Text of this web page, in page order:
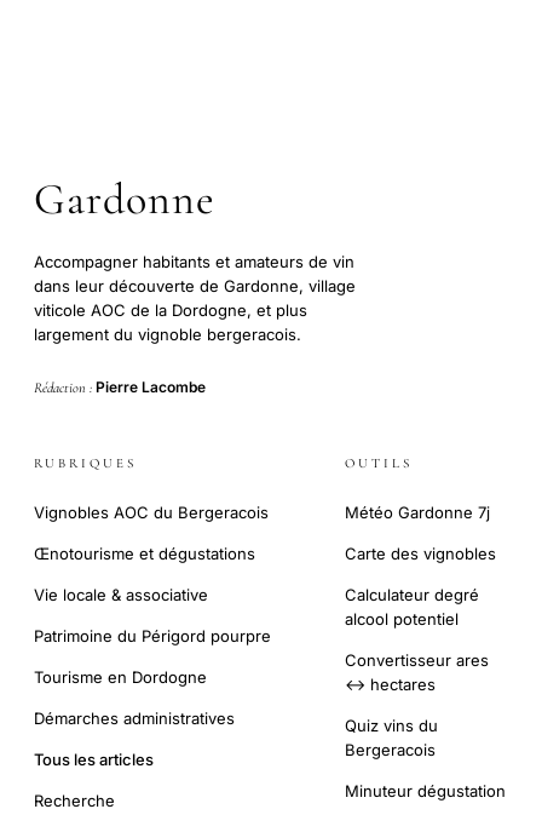
Gardonne
Accompagner habitants et amateurs de vin
dans leur découverte de Gardonne, village
viticole AOC de la Dordogne, et plus
largement du vignoble bergeracois.
Rédaction : Pierre Lacombe
RUBRIQUES
Vignobles AOC du Bergeracois
Œnotourisme et dégustations
Vie locale & associative
Patrimoine du Périgord pourpre
Tourisme en Dordogne
Démarches administratives
Tous les articles
Recherche
OUTILS
Météo Gardonne 7j
Carte des vignobles
Calculateur degré
alcool potentiel
Convertisseur ares
↔ hectares
Quiz vins du
Bergeracois
Minuteur dégustation